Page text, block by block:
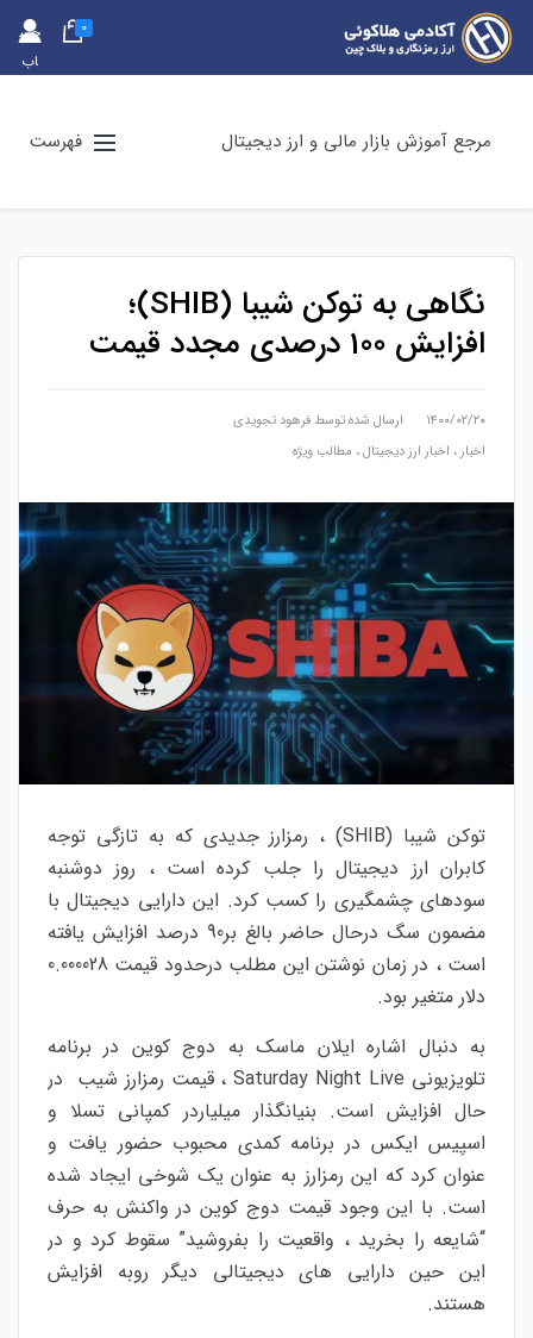
حس
اب
0
مرجع آموزش بازار مالی و ارز دیجیتال فهرست
نگاهی به توکن شیبا (SHIB)؛
افزایش 100 درصدی مجدد قیمت
۱۴۰۰/۰۲/۲۰ ارسال شده توسط فرهود تجویدی
اخبار ، اخبار ارز دیجیتال، مطالب ویژه
توکن شیبا (SHIB) ، رمزارز جدیدی که به تازگی توجه
کابران ارز دیجیتال را جلب کرده است ، روز دوشنبه
سودهای چشمگیری را کسب کرد. این دارایی دیجیتال با
مضمون سگ درحال حاضر بالغ بر90 درصد افزایش یافته
است ، در زمان نوشتن این مطلب درحدود قیمت 0.000028
دلار متغیر بود.
به دنبال اشاره ایلان ماسک به دوج کوین در برنامه
تلویزیونی Saturday Night Live ، قیمت رمزارز شیب در
حال افزایش است. بنیانگذار میلیاردر کمپانی تسلا و
اسپیس ایکس در برنامه کمدی محبوب حضور یافت و
عنوان کرد که این رمزارز به عنوان یک شوخی ایجاد شده
است. با این وجود قیمت دوج کوین در واکنش به حرف
“شایعه را بخرید ، واقعیت را بفروشید” سقوط کرد و در
این حین دارایی های دیجیتالی دیگر روبه افزایش
هستند.